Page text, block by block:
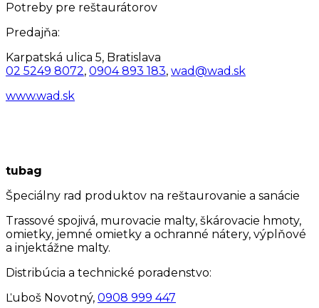
Potreby pre reštaurátorov
Predajňa:
Karpatská ulica 5, Bratislava
02 5249 8072, 0904 893 183, wad@wad.sk
www.wad.sk
tubag
Špeciálny rad produktov na reštaurovanie a sanácie
Trassové spojivá, murovacie malty, škárovacie hmoty,
omietky, jemné omietky a ochranné nátery, výplňové
a injektážne malty.
Distribúcia a technické poradenstvo:
Ľuboš Novotný, 0908 999 447